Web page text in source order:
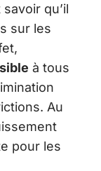
qu’il
sur les
à tous
Au
pour les